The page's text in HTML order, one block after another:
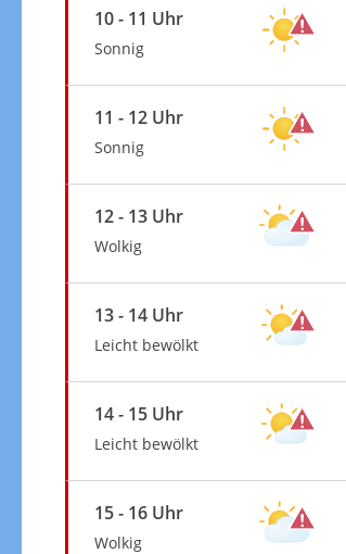
10 - 11 Uhr
Sonnig
11 - 12 Uhr
Sonnig
12 - 13 Uhr
Wolkig
13 - 14 Uhr
Leicht bewölkt
14 - 15 Uhr
Leicht bewölkt
15 - 16 Uhr
Wolkig